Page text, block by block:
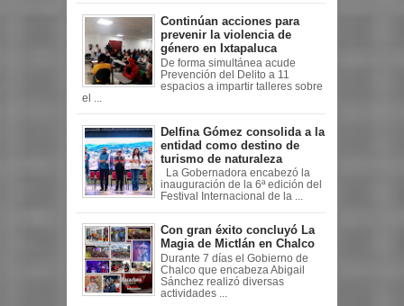
Continúan acciones para
prevenir la violencia de
género en Ixtapaluca
De forma simultánea acude
Prevención del Delito a 11
espacios a impartir talleres sobre
el ...
Delfina Gómez consolida a la
entidad como destino de
turismo de naturaleza
La Gobernadora encabezó la
inauguración de la 6ª edición del
Festival Internacional de la ...
Con gran éxito concluyó La
Magia de Mictlán en Chalco
Durante 7 días el Gobierno de
Chalco que encabeza Abigail
Sánchez realizó diversas
actividades ...